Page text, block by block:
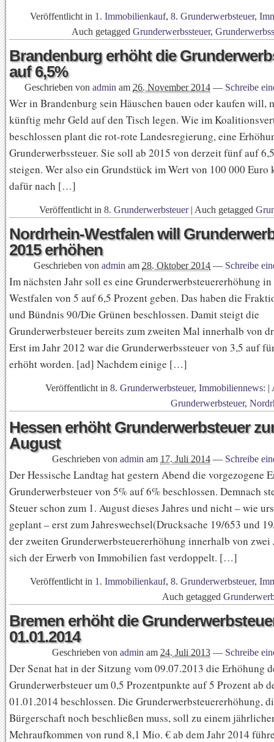
Veröffentlicht in 1. Immobilienkauf, 8. Grunderwerbsteuer,
Auch getagged Grunderwerbssteuer,
Brandenburg erhöht die
auf 6,5%
Geschrieben von admin am 26. November 2014 — Schreibe
Wer in Brandenburg sein Häuschen bauen oder kaufen will,
künftig mehr Geld auf den Tisch legen. Wie im
beschlossen plant die rot-rote Landesregierung, eine
Grunderwerbssteuer. Sie soll ab 2015 von derzeit fünf auf
steigen. Wer also ein Grundstück im Wert von 100 000 Euro
dafür nach […]
Veröffentlicht in 8. Grunderwerbsteuer | Auch getagged
Nordrhein-Westfalen will
2015 erhöhen
Geschrieben von admin am 28. Oktober 2014 — Schreibe
Im nächsten Jahr soll es eine Grunderwerbsteuererhöhung
Westfalen von 5 auf 6,5 Prozent geben. Das haben die
und Bündnis 90/Die Grünen beschlossen. Damit steigt die
Grunderwerbsteuer bereits zum zweiten Mal innerhalb von
Erst im Jahr 2012 war die Grunderwerbssteuer von 3,5 auf
erhöht worden. [ad] Nachdem einige […]
Veröffentlicht in 8. Grunderwerbsteuer, Immobiliennews: |
Grunderwerbsteuer,
Hessen erhöht Grunderwerbsteuer
August
Geschrieben von admin am 17. Juli 2014 — Schreibe
Der Hessische Landtag hat gestern Abend die vorgezogene
Grunderwerbsteuer von 5% auf 6% beschlossen. Demnach
Steuer schon zum 1. August dieses Jahres und nicht – wie
geplant – erst zum Jahreswechsel(Drucksache 19/653 und
der zweiten Grunderwerbsteuererhöhung innerhalb von zwei
sich der Erwerb von Immobilien fast verdoppelt. […]
Veröffentlicht in 1. Immobilienkauf, 8. Grunderwerbsteuer,
Auch getagged
Bremen erhöht die
01.01.2014
Geschrieben von admin am 24. Juli 2013 — Schreibe
Der Senat hat in der Sitzung vom 09.07.2013 die Erhöhung
Grunderwerbsteuer um 0,5 Prozentpunkte auf 5 Prozent ab
01.01.2014 beschlossen. Die Grunderwerbsteuererhöhung,
Bürgerschaft noch beschließen muss, soll zu einem
Mehraufkommen von rund 8,1 Mio. € ab dem Jahr 2014